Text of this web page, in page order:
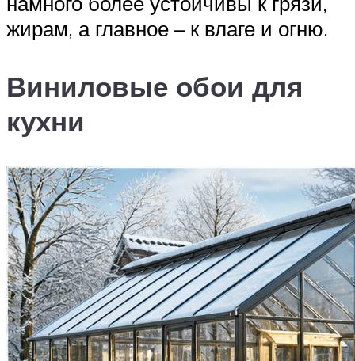
жирам, а главное – к влаге и огню.
Виниловые обои для
кухни